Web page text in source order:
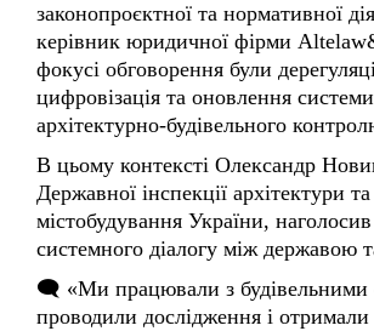
фокусі обговорення були
цифровізація та оновлення системи
архітектурно-будівельного
В цьому контексті Олександр
Державної інспекції архітектури та
містобудування України,
системного діалогу між державою
🗨️ «Ми працювали з будівельними
проводили дослідження і отримали
ініціативи щодо спрощення
підходів до реалізації проєктів.